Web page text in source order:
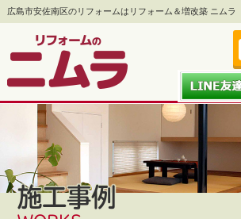
広島市安佐南区のリフォームはリフォーム＆増改築 ニムラ
施工事例